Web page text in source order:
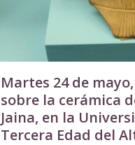
Martes 24 de
sobre la cerámica
Jaina, en la
Tercera Edad del